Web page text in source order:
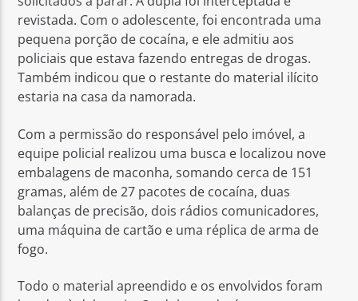
revistada. Com o adolescente, foi encontrada uma
pequena porção de cocaína, e ele admitiu aos
policiais que estava fazendo entregas de drogas.
Também indicou que o restante do material ilícito
estaria na casa da namorada.
Com a permissão do responsável pelo imóvel, a
equipe policial realizou uma busca e localizou nove
embalagens de maconha, somando cerca de 151
gramas, além de 27 pacotes de cocaína, duas
balanças de precisão, dois rádios comunicadores,
uma máquina de cartão e uma réplica de arma de
fogo.
Todo o material apreendido e os envolvidos foram